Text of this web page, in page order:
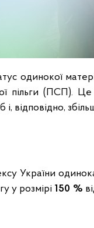
одинокої
пільги (ПСП).
відповідно,
України
у розмірі 150 %